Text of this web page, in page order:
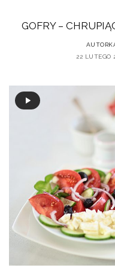
GOFRY –
22 LUTEGO